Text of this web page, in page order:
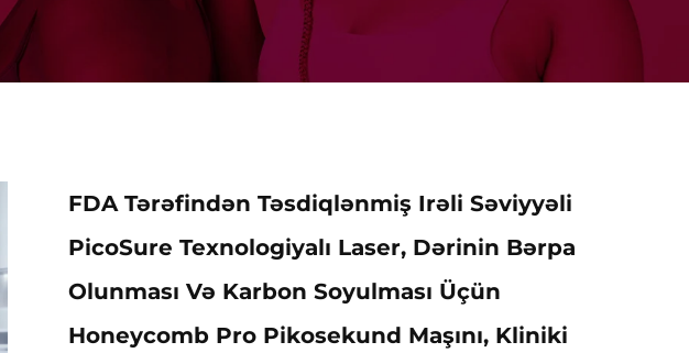
FDA Tərəfindən Təsdiqlənmiş Irəli Səviyyəli
PicoSure Texnologiyalı Laser, Dərinin Bərpa
Olunması Və Karbon Soyulması Üçün
Honeycomb Pro Pikosekund Maşını, Kliniki